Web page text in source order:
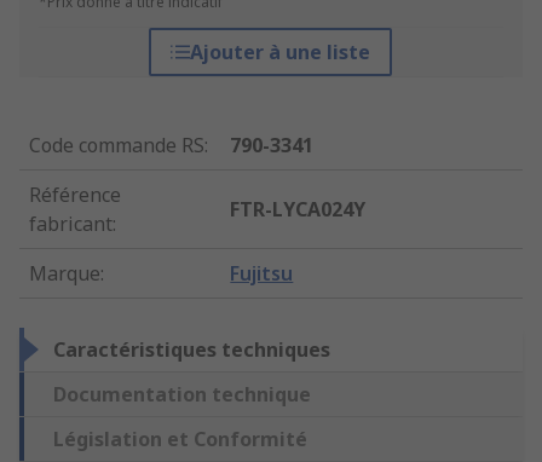
Ajouter à une liste
Code commande RS:
790-3341
Référence
fabricant:
FTR-LYCA024Y
Marque: Fujitsu
Caractéristiques techniques
Documentation technique
Législation et Conformité